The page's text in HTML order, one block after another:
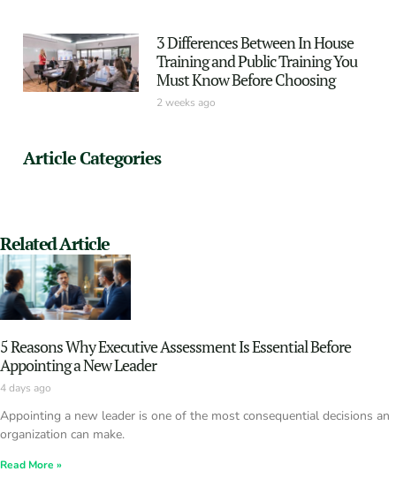
3 Differences Between In House
Training and Public Training You
Must Know Before Choosing
2 weeks ago
Article Categories
Related Article
5 Reasons Why Executive Assessment Is Essential Before
Appointing a New Leader
4 days ago
Appointing a new leader is one of the most consequential decisions an
organization can make.
Read More »